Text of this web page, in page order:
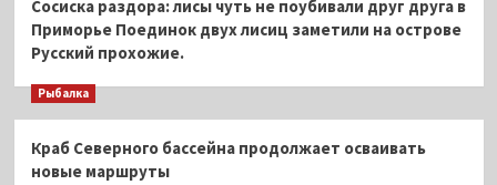
Сосиска раздора: лисы чуть не поубивали друг друга в
Приморье Поединок двух лисиц заметили на острове
Русский прохожие.
Рыбалка
Краб Северного бассейна продолжает осваивать
новые маршруты